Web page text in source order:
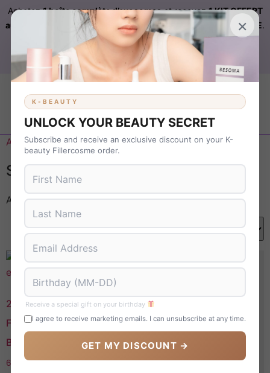
Achetez1 boîte complète d’exosomeset recevez1 KIT OFFERT
automatiquement ajouté à votre commande sur FILLERCOSME.
Livraison OFFERTE KBEAUTYdès 899 € d’achat. Code :
B37NS7T9
Accueil/ Sur commande
SUR COMMANDE
Affichage de 1–16 sur 199 résultats
2XOSOME 1 KIT 2
FLACONS – PUISSANT
BOOSTER ÉCLAT 2026
61,00€
×
K-BEAUTY
UNLOCK YOUR BEAUTY SECRET
Subscribe and receive an exclusive discount on your K-
beauty Fillercosme order.
Receive a special gift on your birthday
I agree to receive marketing emails. I can unsubscribe at any time.
GET MY DISCOUNT →